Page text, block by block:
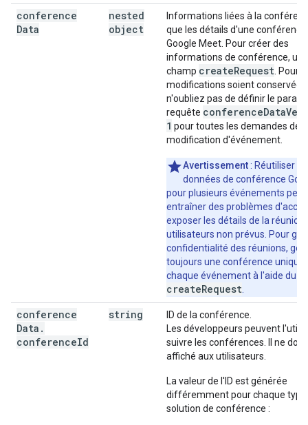
conference
Data
nested
object
Informations liées à la
que les détails d'une conférence
Google Meet. Pour créer des
informations de conférence,
champ createRequest . Pour
modifications soient conservées,
n'oubliez pas de définir le
requête conferenceData
1 pour toutes les demandes de
modification d'événement.
Avertissement : Réutiliser
données de conférence
pour plusieurs événements peut
entraîner des problèmes
exposer les détails de la réunion
utilisateurs non prévus. Pour
confidentialité des réunions,
toujours une conférence unique
chaque événement à l'aide du
createRequest
conference
Data .
conferenceId
string
ID de la conférence.
Les développeurs peuvent
suivre les conférences. Il ne doit
affiché aux utilisateurs.
La valeur de l'ID est générée
différemment pour chaque type
solution de conférence :